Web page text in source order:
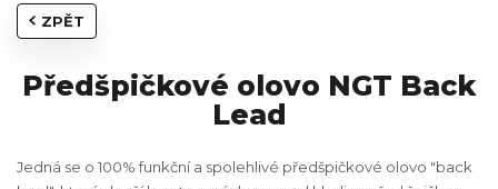
ZPĚT
Předšpičkové olovo NGT Back
Lead
Jedná se o 100% funkční a spolehlivé předšpičkové olovo "back